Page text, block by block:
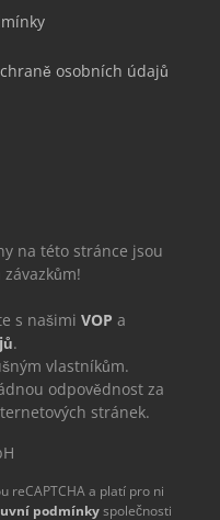
osobních údajů
na této stránce jsou
s našimi VOP a
.
vlastníkům.
odpovědnost za
stránek.
reCAPTCHA a platí pro ni
podmínkyspolečnosti